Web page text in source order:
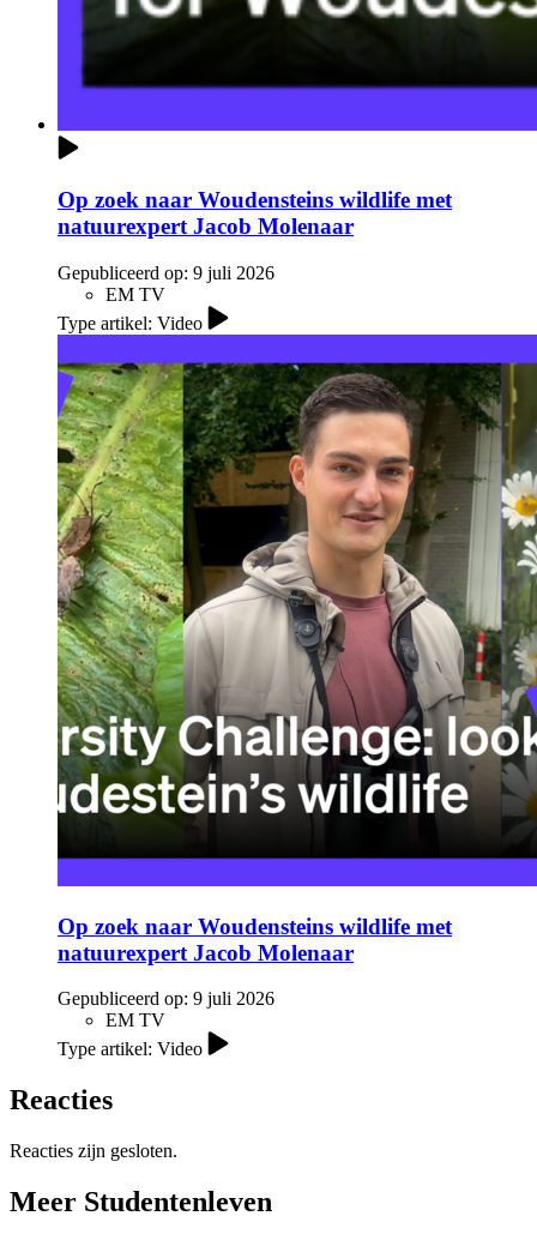
Op zoek naar Woudensteins wildlife met
natuurexpert Jacob Molenaar
Gepubliceerd op: 9 juli 2026
EM TV
Type artikel: Video
Op zoek naar Woudensteins wildlife met
natuurexpert Jacob Molenaar
Gepubliceerd op: 9 juli 2026
EM TV
Type artikel: Video
Reacties
Reacties zijn gesloten.
Meer Studentenleven